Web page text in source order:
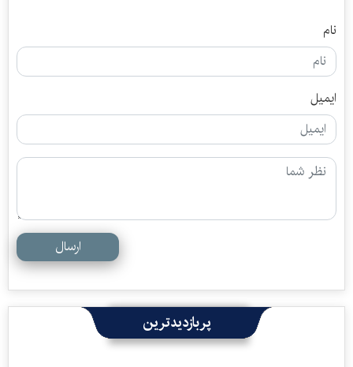
نام
ایمیل
ارسال
پربازدیدترین